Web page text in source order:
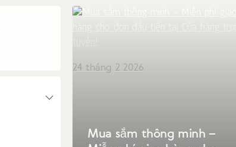
Mua sắm thông minh –
24 tháng 2 2026